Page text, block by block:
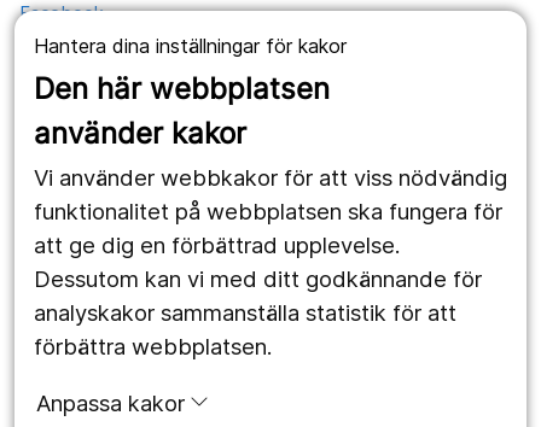
Hantera dina inställningar för kakor
Den här webbplatsen
använder kakor
Vi använder webbkakor för att viss nödvändig
funktionalitet på webbplatsen ska fungera för
att ge dig en förbättrad upplevelse.
Dessutom kan vi med ditt godkännande för
analyskakor sammanställa statistik för att
förbättra webbplatsen.
Anpassa kakor
Facebook
Kontakt
Postadress
Kävesta folkhögskola
Kävesta 180
697 94 Sköllersta
Telefon 019-602 49 50